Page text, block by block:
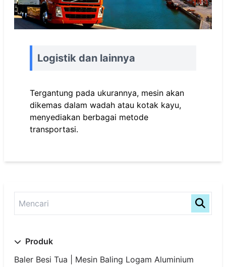
Produk
Baler Besi Tua | Mesin Baling Logam Aluminium
Logistik dan lainnya
Tergantung pada ukurannya, mesin akan
dikemas dalam wadah atau kotak kayu,
menyediakan berbagai metode
transportasi.